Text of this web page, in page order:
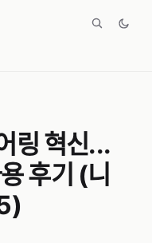
링 혁신...
후기 (니